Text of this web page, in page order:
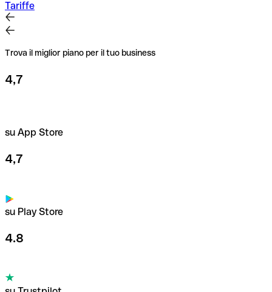
Tariffe
Trova il miglior piano per il tuo business
4,7
su App Store
4,7
su Play Store
4.8